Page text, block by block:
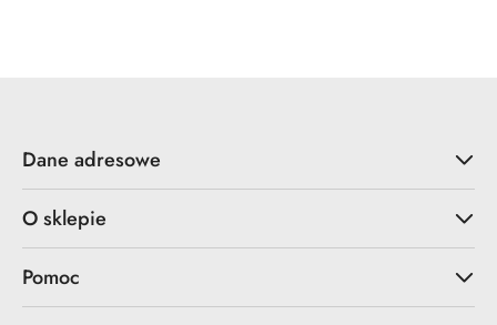
Dane adresowe
O sklepie
Pomoc